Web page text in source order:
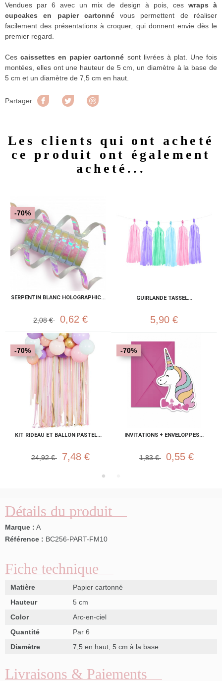
Vendues par 6 avec un mix de design à pois, ces wraps à
cupcakes en papier cartonnévous permettent de réaliser
facilement des présentations à croquer, qui donnent envie dès le
premier regard.
Cescaissettes en papier cartonné sont livrées à plat. Une fois
montées, elles ont une hauteur de 5 cm, un diamètre à la base de
5 cm et un diamètre de 7,5 cm en haut.
Partager Partager Tweet
Les clients qui ont acheté
ce produit ont également
acheté...
SERPENTIN BLANC HOLOGRAPHIC...
-70%
2,08 € 0,62 €
GUIRLANDE TASSEL...
5,90 €
KIT RIDEAU ET BALLON PASTEL...
-70%
24,92 € 7,48 €
INVITATIONS + ENVELOPPES...
-70%
1,83 € 0,55 €
Détails du produit
Marque : A
Référence : BC256-PART-FM10
Fiche technique
Matière
Papier cartonné
Hauteur
5 cm
Color
Arc-en-ciel
Quantité
Par 6
Diamètre
7,5 en haut, 5 cm à la base
Livraisons & Paiements